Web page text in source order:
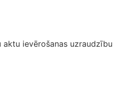
ievērošanas uzraudzību